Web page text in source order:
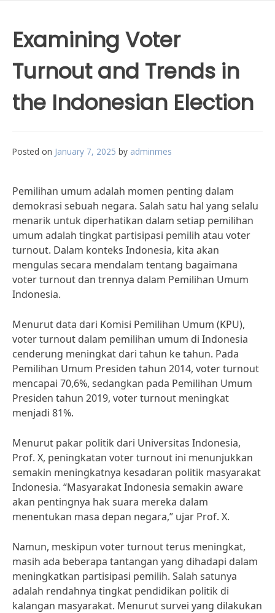
Examining Voter
Turnout and Trends in
the Indonesian Election
Posted on January 7, 2025 by adminmes
Pemilihan umum adalah momen penting dalam
demokrasi sebuah negara. Salah satu hal yang selalu
menarik untuk diperhatikan dalam setiap pemilihan
umum adalah tingkat partisipasi pemilih atau voter
turnout. Dalam konteks Indonesia, kita akan
mengulas secara mendalam tentang bagaimana
voter turnout dan trennya dalam Pemilihan Umum
Indonesia.
Menurut data dari Komisi Pemilihan Umum (KPU),
voter turnout dalam pemilihan umum di Indonesia
cenderung meningkat dari tahun ke tahun. Pada
Pemilihan Umum Presiden tahun 2014, voter turnout
mencapai 70,6%, sedangkan pada Pemilihan Umum
Presiden tahun 2019, voter turnout meningkat
menjadi 81%.
Menurut pakar politik dari Universitas Indonesia,
Prof. X, peningkatan voter turnout ini menunjukkan
semakin meningkatnya kesadaran politik masyarakat
Indonesia. “Masyarakat Indonesia semakin aware
akan pentingnya hak suara mereka dalam
menentukan masa depan negara,” ujar Prof. X.
Namun, meskipun voter turnout terus meningkat,
masih ada beberapa tantangan yang dihadapi dalam
meningkatkan partisipasi pemilih. Salah satunya
adalah rendahnya tingkat pendidikan politik di
kalangan masyarakat. Menurut survei yang dilakukan